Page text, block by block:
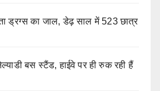
ड्रग्स का जाल, डेढ़ साल में 523 छात्र
बस स्टैंड, हाईवे पर ही रुक रही हैं